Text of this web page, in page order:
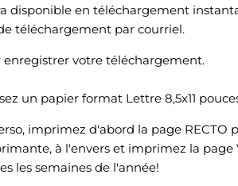
disponible en téléchargement
téléchargement par courriel.
enregistrer votre téléchargement.
un papier format Lettre 8,5x11
imprimez d'abord la page RECTO
à l'envers et imprimez la page
les semaines de l'année!